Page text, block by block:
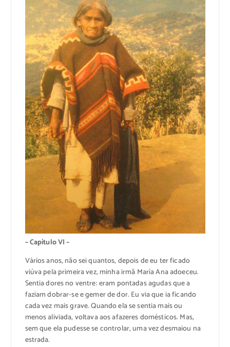
– Capítulo VI –
Vários anos, não sei quantos, depois de eu ter ficado
viúva pela primeira vez, minha irmã María Ana adoeceu.
Sentia dores no ventre: eram pontadas agudas que a
faziam dobrar-se e gemer de dor. Eu via que ia ficando
cada vez mais grave. Quando ela se sentia mais ou
menos aliviada, voltava aos afazeres domésticos. Mas,
sem que ela pudesse se controlar, uma vez desmaiou na
estrada.